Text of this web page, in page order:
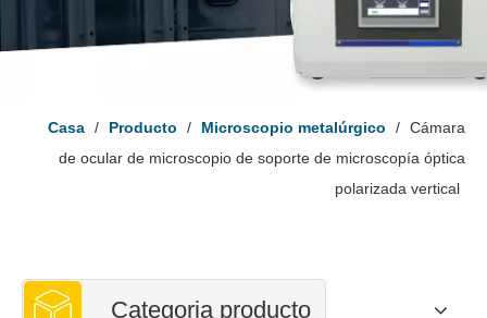
Casa / Producto / Microscopio metalúrgico / Cámara
de ocular de microscopio de soporte de microscopía óptica
polarizada vertical
Categoria producto